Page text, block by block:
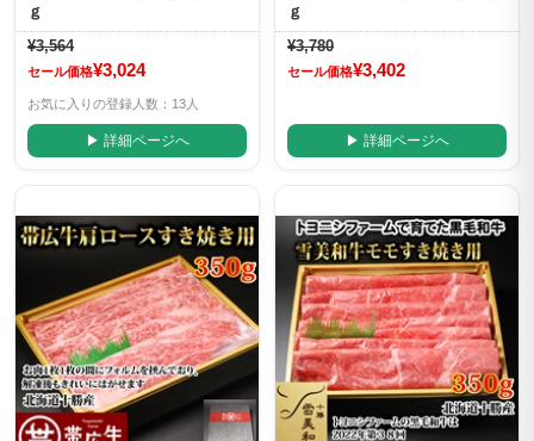
ｇ
¥3,564
セール価格¥3,024
お気に入りの登録人数：13人
▶ 詳細ページへ
ｇ
¥3,780
セール価格¥3,402
▶ 詳細ページへ